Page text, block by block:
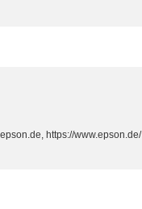
https://www.epson.de/